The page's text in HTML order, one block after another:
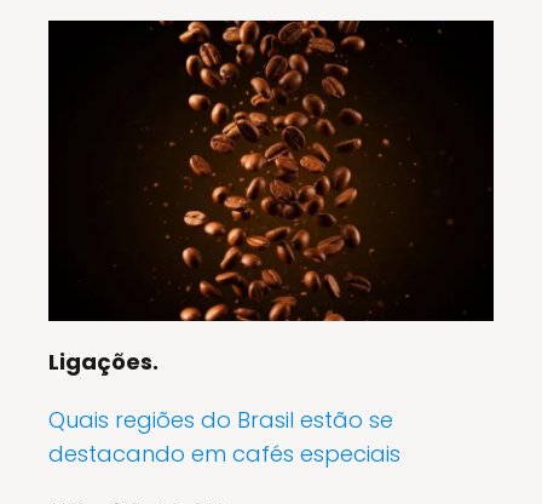
Ligações.
Quais regiões do Brasil estão se
destacando em cafés especiais